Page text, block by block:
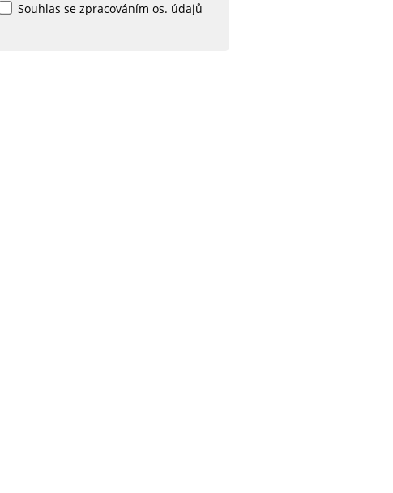
Souhlas se zpracováním os. údajů